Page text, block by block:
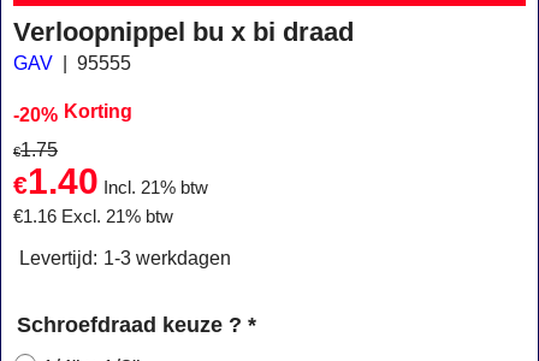
Verloopnippel bu x bi draad
GAV 95555
-20% Korting
€1.75
€1.40
Incl. 21% btw
€1.16 Excl. 21% btw
Levertijd: 1-3 werkdagen
Schroefdraad keuze ? *